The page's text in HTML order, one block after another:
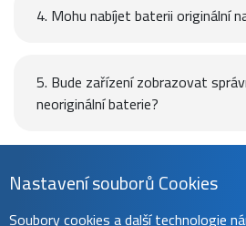
4. Mohu nabíjet baterii originální
5. Bude zařízení zobrazovat
neoriginální baterie?
Návod
Nastavení souborů Cookies
Soubory cookies a další technologie